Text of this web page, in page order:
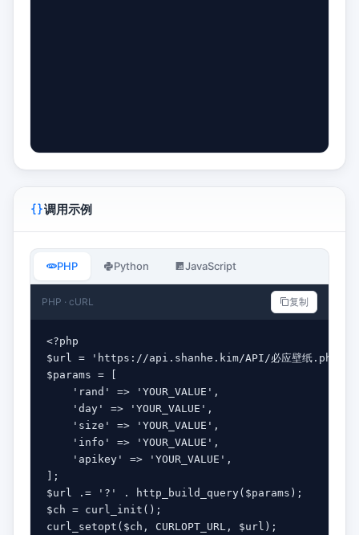
调用示例
PHP Python JavaScript
PHP · cURL 复制
<?php
$url = 'https://api.shanhe.kim/API/必应壁纸.php';
$params = [
    'rand' => 'YOUR_VALUE',
    'day' => 'YOUR_VALUE',
    'size' => 'YOUR_VALUE',
    'info' => 'YOUR_VALUE',
    'apikey' => 'YOUR_VALUE',
];
$url .= '?' . http_build_query($params);
$ch = curl_init();
curl_setopt($ch, CURLOPT_URL, $url);